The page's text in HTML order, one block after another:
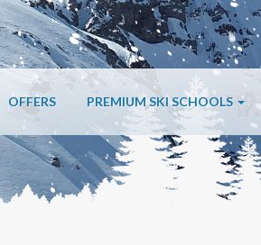
OFFERS PREMIUM SKI SCHOOLS